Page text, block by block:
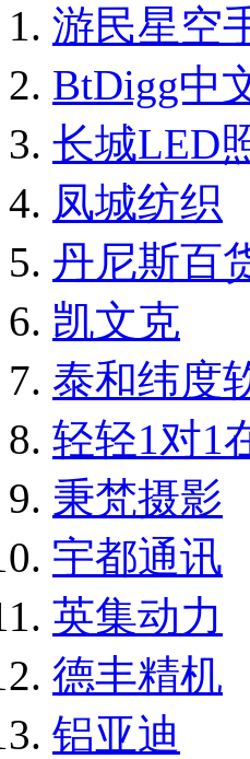
游民星空
BtDigg中
长城LED
凤城纺织
丹尼斯百
凯文克
泰和纬度
轻轻1对1
秉梵摄影
宇都通讯
英集动力
德丰精机
铝亚迪